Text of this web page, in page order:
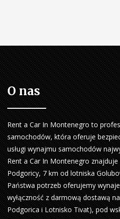
O nas
Rent a Car In Montenegro to
samochodów, która oferuje
usługi wynajmu samochodów
Rent a Car In Montenegro
Podgoricy, 7 km od lotniska
Państwa potrzeb oferujemy
wyłączność z darmową dostawą
Podgorica i Lotnisko Tivat), pod